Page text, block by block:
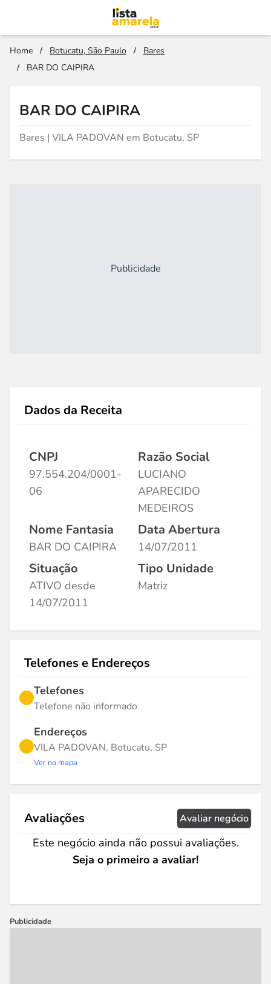
Home / Botucatu, São Paulo /
Bares
/
BAR DO CAIPIRA
BAR DO CAIPIRA
Bares | VILA PADOVAN em Botucatu, SP
Publicidade
Dados da Receita
CNPJ
97.554.204/0001-
06
Razão Social
LUCIANO
APARECIDO
MEDEIROS
Nome Fantasia
BAR DO CAIPIRA
Data Abertura
14/07/2011
Situação
ATIVO desde
14/07/2011
Tipo Unidade
Matriz
Telefones e Endereços
Telefones
Telefone não informado
Endereços
VILA PADOVAN, Botucatu, SP
Ver no mapa
Avaliações Avaliar negócio
Este negócio ainda não possui avaliações.
Seja o primeiro a avaliar!
Publicidade